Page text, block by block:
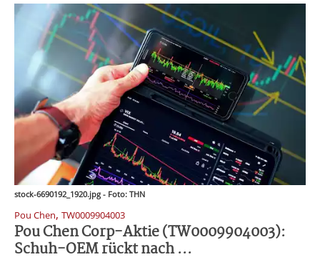
stock-6690192_1920.jpg - Foto: THN
Pou Chen, TW0009904003
Pou Chen Corp-Aktie (TW0009904003):
Schuh-OEM rückt nach ...